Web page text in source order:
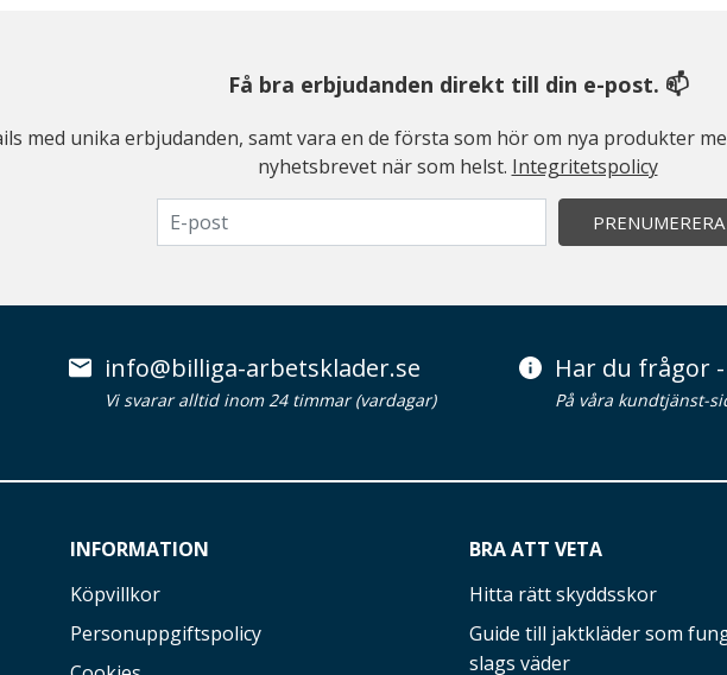
Få bra erbjudanden direkt till din e-post. 📫
med unika erbjudanden, samt vara en de första som hör om nya produkter
nyhetsbrevet när som helst. Integritetspolicy
PRENUMERERA
info@billiga-arbetsklader.se
Vi svarar alltid inom 24 timmar (vardagar)
Har du frågor
På våra kundtjänst-
INFORMATION
Köpvillkor
Personuppgiftspolicy
BRA ATT VETA
Hitta rätt skyddsskor
Guide till jaktkläder som
slags väder